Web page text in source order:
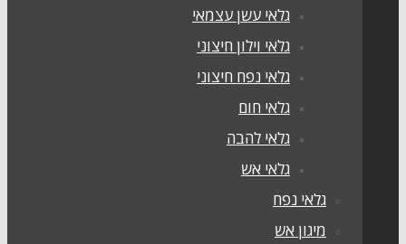
גלאי עשן עצמאי
גלאי וילון חיצוני
גלאי נפח חיצוני
גלאי חום
גלאי להבה
גלאי אש
גלאי נפח
מיגון אש